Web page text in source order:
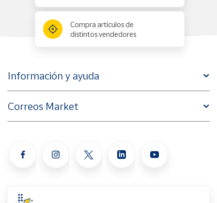
Compra artículos de
distintos vendedores
Información y ayuda
Correos Market